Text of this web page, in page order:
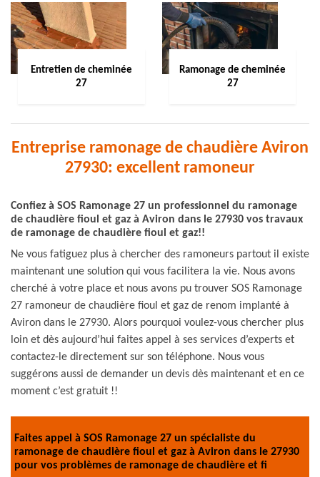
Entretien de cheminée
27
Ramonage de cheminée
27
Entreprise ramonage de chaudière Aviron
27930: excellent ramoneur
Confiez à SOS Ramonage 27 un professionnel du ramonage
de chaudière fioul et gaz à Aviron dans le 27930 vos travaux
de ramonage de chaudière fioul et gaz!!
Ne vous fatiguez plus à chercher des ramoneurs partout il existe
maintenant une solution qui vous facilitera la vie. Nous avons
cherché à votre place et nous avons pu trouver SOS Ramonage
27 ramoneur de chaudière fioul et gaz de renom implanté à
Aviron dans le 27930. Alors pourquoi voulez-vous chercher plus
loin et dès aujourd’hui faites appel à ses services d’experts et
contactez-le directement sur son téléphone. Nous vous
suggérons aussi de demander un devis dès maintenant et en ce
moment c’est gratuit !!
Faites appel à SOS Ramonage 27 un spécialiste du
ramonage de chaudière fioul et gaz à Aviron dans le 27930
pour vos problèmes de ramonage de chaudière et fi